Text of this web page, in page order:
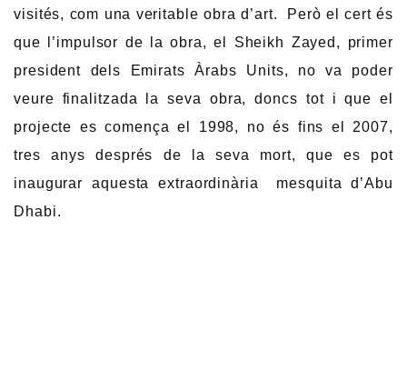
visités, com una veritable obra d’art. Però el cert és
que l’impulsor de la obra, el Sheikh Zayed, primer
president dels Emirats Àrabs Units, no va poder
veure finalitzada la seva obra, doncs tot i que el
projecte es comença el 1998, no és fins el 2007,
tres anys després de la seva mort, que es pot
inaugurar aquesta extraordinària mesquita d’Abu
Dhabi.